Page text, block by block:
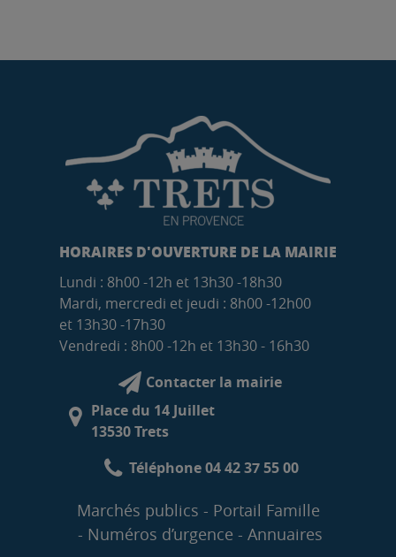
HORAIRES D'OUVERTURE DE LA MAIRIE
Lundi : 8h00 -12h et 13h30 -18h30
Mardi, mercredi et jeudi : 8h00 -12h00
et 13h30 -17h30
Vendredi : 8h00 -12h et 13h30 - 16h30
Contacter la mairie
Place du 14 Juillet
13530 Trets
Téléphone 04 42 37 55 00
Marchés publics
Portail Famille
Numéros d’urgence
Annuaires